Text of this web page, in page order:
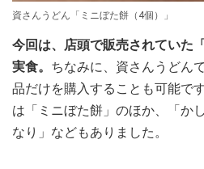
資さんうどん「ミニぼた餅（4個）」
今回は、店頭で販売されていた
実食。 ちなみに、資さんうどん
品だけを購入することも可能で
は「ミニぼた餅」のほか、「か
なり」などもありました。